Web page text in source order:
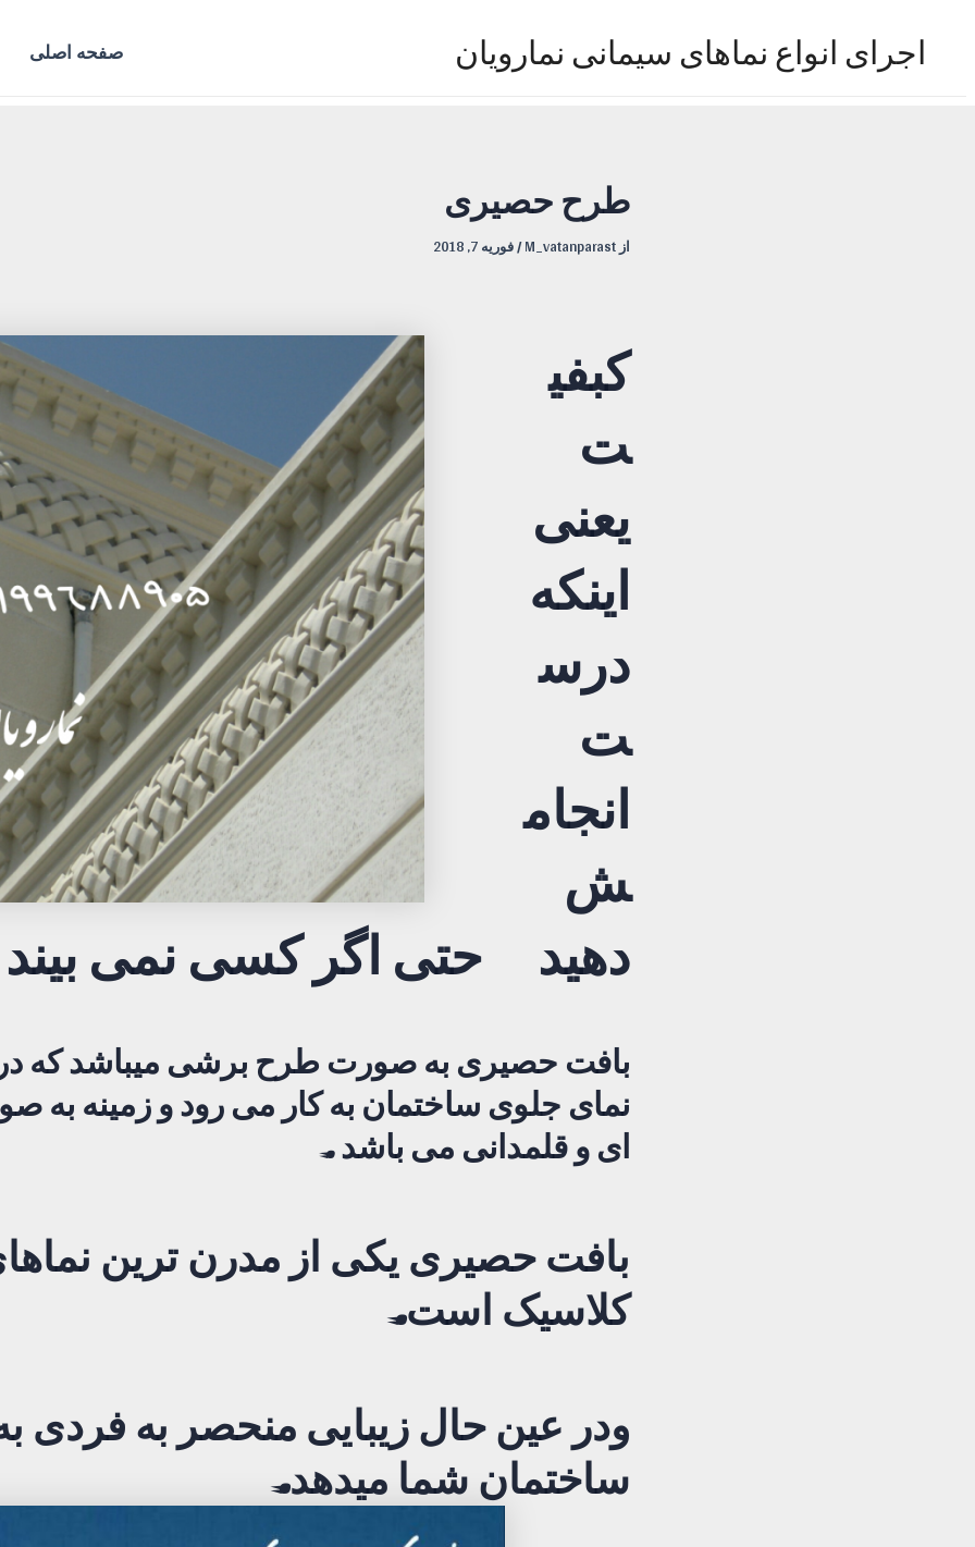
اجرای انواع نماهای سیمانی نمارویان صفحه اصلی
طرح حصیری
ازM_vatanparast
/فوریه 7, 2018
کبفی
ت
یعنی
اینکه
درس
ت
انجام
ش
دهید حتی اگر کسی نمی
بافت حصیری به صورت طرح برشی میباشد که
نمای جلوی ساختمان به کار می رود و زمینه به
ای و قلمدانی می باشد .
بافت حصیری یکی از مدرن ترین
کلاسیک است.
ودر عین حال زیبایی منحصر به فردی
ساختمان شما میدهد.